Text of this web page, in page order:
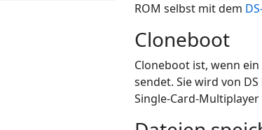
ROM selbst mit dem
Cloneboot
Cloneboot ist, wenn
sendet. Sie wird von
Single-Card-